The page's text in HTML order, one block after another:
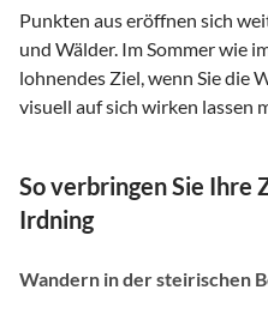
Punkten aus eröffnen sich
und Wälder. Im Sommer wie
lohnendes Ziel, wenn Sie die
visuell auf sich wirken lassen
So verbringen Sie Ihre
Irdning
Wandern in der steirischen